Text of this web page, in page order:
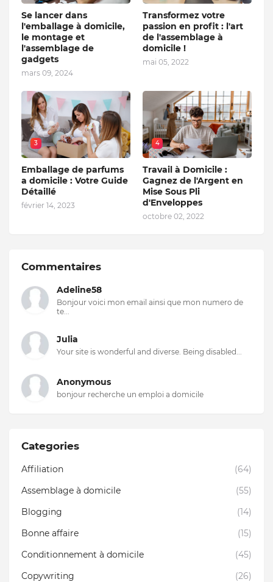
Se lancer dans
l'emballage à domicile,
le montage et
l'assemblage de
gadgets
mars 09, 2024
Transformez votre
passion en profit : l'art
de l'assemblage à
domicile !
mai 05, 2022
3
Emballage de parfums
a domicile : Votre Guide
Détaillé
février 14, 2023
4
Travail à Domicile :
Gagnez de l'Argent en
Mise Sous Pli
d'Enveloppes
octobre 02, 2022
Commentaires
Adeline58
Bonjour voici mon email ainsi que mon numero de
te...
Julia
Your site is wonderful and diverse. Being disabled...
Anonymous
bonjour recherche un emploi a domicile
Categories
Affiliation
(64)
Assemblage à domicile
(55)
Blogging
(14)
Bonne affaire
(15)
Conditionnement à domicile
(45)
Copywriting
(26)